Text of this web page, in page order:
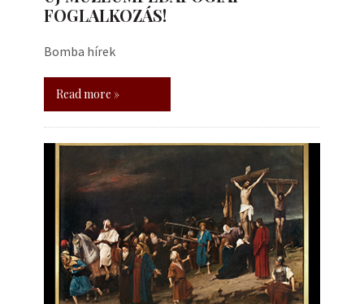
FOGLALKOZÁS!
Bomba hírek
Read more »